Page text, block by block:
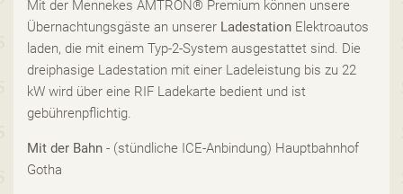
Mit der Mennekes AMTRON® Premium können unsere
Übernachtungsgäste an unserer Ladestation Elektroautos
laden, die mit einem Typ-2-System ausgestattet sind. Die
dreiphasige Ladestation mit einer Ladeleistung bis zu 22
kW wird über eine RIF Ladekarte bedient und ist
gebührenpflichtig.
Mit der Bahn - (stündliche ICE-Anbindung) Hauptbahnhof
Gotha